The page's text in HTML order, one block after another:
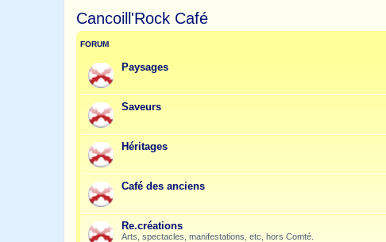
Cancoill'Rock Café
FORUM
Paysages
Saveurs
Héritages
Café des anciens
Re.créations
Arts, spectacles, manifestations, etc, hors Comté.